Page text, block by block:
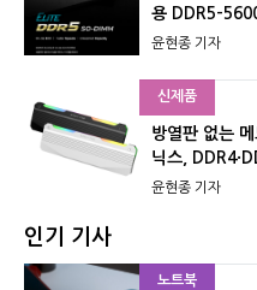
용 DDR5-
윤현종 기자
신제품
방열판 없는
닉스,
윤현종 기자
인기 기사
노트북